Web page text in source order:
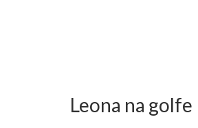
Leona na golfe